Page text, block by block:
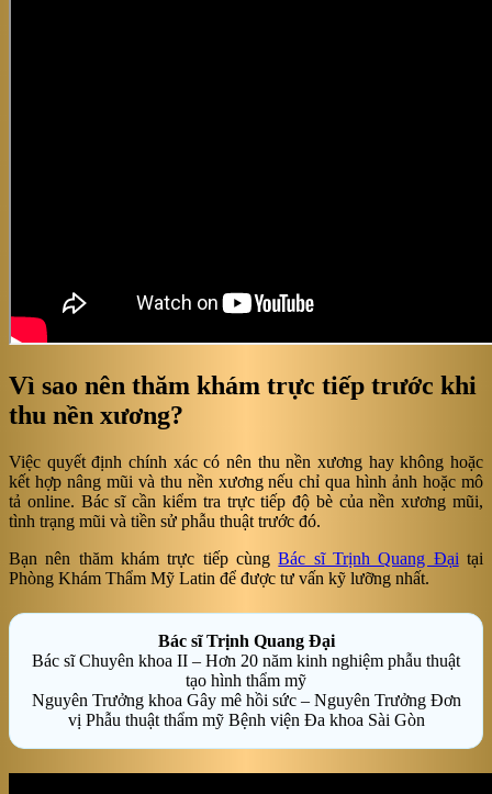
Vì sao nên thăm khám trực tiếp trước khi
thu nền xương?
Việc quyết định chính xác có nên thu nền xương hay không hoặc
kết hợp nâng mũi và thu nền xương nếu chỉ qua hình ảnh hoặc mô
tả online. Bác sĩ cần kiểm tra trực tiếp độ bè của nền xương mũi,
tình trạng mũi và tiền sử phẫu thuật trước đó.
Bạn nên thăm khám trực tiếp cùngBác sĩ Trịnh Quang Đại tại
Phòng Khám Thẩm Mỹ Latin để được tư vấn kỹ lưỡng nhất.
Bác sĩ Trịnh Quang Đại
Bác sĩ Chuyên khoa II – Hơn 20 năm kinh nghiệm phẫu thuật
tạo hình thẩm mỹ
Nguyên Trưởng khoa Gây mê hồi sức – Nguyên Trưởng Đơn
vị Phẫu thuật thẩm mỹ Bệnh viện Đa khoa Sài Gòn